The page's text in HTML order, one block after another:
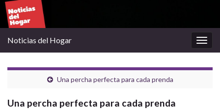
la
Noticias del Hogar
Una percha perfecta para cada prenda
Una percha perfecta para cada prenda